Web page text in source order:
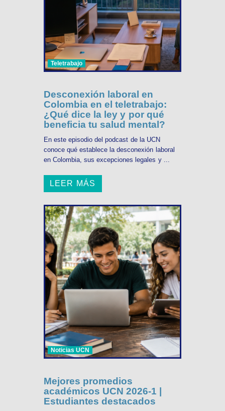
Teletrabajo
Desconexión laboral en
Colombia en el teletrabajo:
¿Qué dice la ley y por qué
beneficia tu salud mental?
En este episodio del podcast de la UCN
conoce qué establece la desconexión laboral
en Colombia, sus excepciones legales y ...
LEER MÁS
Noticias UCN
Mejores promedios
académicos UCN 2026-1 |
Estudiantes destacados